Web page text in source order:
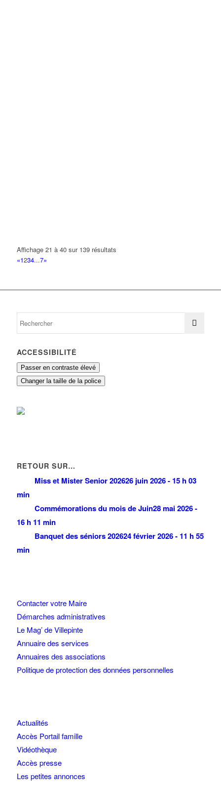
Affichage 21 à 40 sur 139 résultats
«1234...7»
ACCESSIBILITÉ
Passer en contraste élevé
Changer la taille de la police
RETOUR SUR…
Miss et Mister Senior 202626 juin 2026 - 15 h 03
min
Commémorations du mois de Juin28 mai 2026 -
16 h 11 min
Banquet des séniors 202624 février 2026 - 11 h 55
min
Contacter votre Maire
Démarches administratives
Le Mag’ de Villepinte
Annuaire des services
Annuaires des associations
Politique de protection des données personnelles
Actualités
Accès Portail famille
Vidéothèque
Accès presse
Les petites annonces